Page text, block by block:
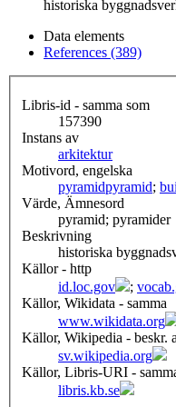
historiska
Data elements
References (389)
Libris-id - samma som
157390
Instans av
arkitektur
Motivord, engelska
pyramidpyramid;
Värde, Ämnesord
pyramid; pyramider
Beskrivning
historiska
Källor - http
id.loc.gov
;
Källor, Wikidata - samma
www.wikidata.org
Källor, Wikipedia - beskr.
sv.wikipedia.org
Källor, Libris-URI -
libris.kb.se